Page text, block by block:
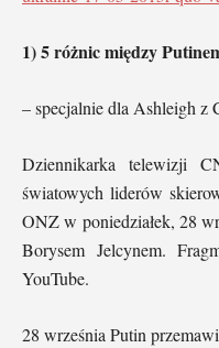
1) 5 różnic między
– specjalnie dla Ashleigh z
Dziennikarka telewizji
światowych liderów
ONZ w poniedziałek, 28
Borysem Jelcynem.
YouTube.
28 września Putin